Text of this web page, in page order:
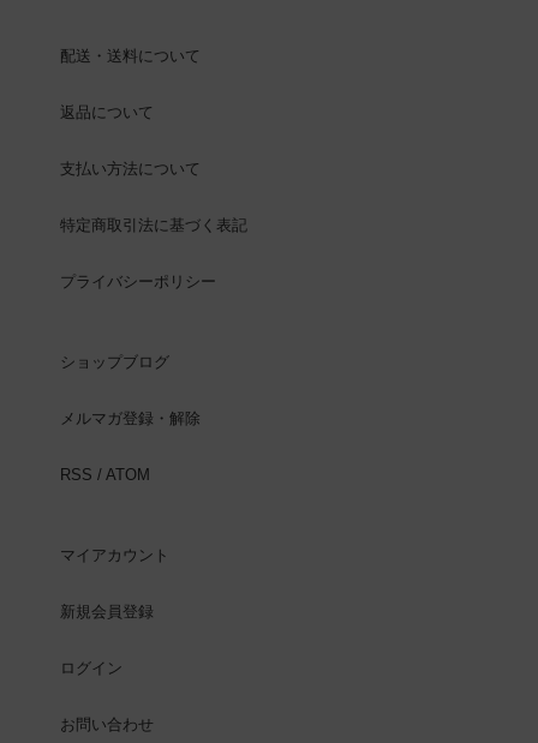
配送・送料について
返品について
支払い方法について
特定商取引法に基づく表記
プライバシーポリシー
ショップブログ
メルマガ登録・解除
RSS / ATOM
マイアカウント
新規会員登録
ログイン
お問い合わせ